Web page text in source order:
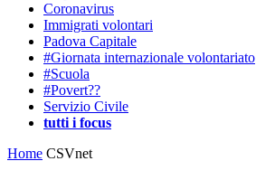
Coronavirus
Immigrati volontari
Padova Capitale
#Giornata internazionale volontariato
#Scuola
#Povert??
Servizio Civile
tutti i focus
Home CSVnet